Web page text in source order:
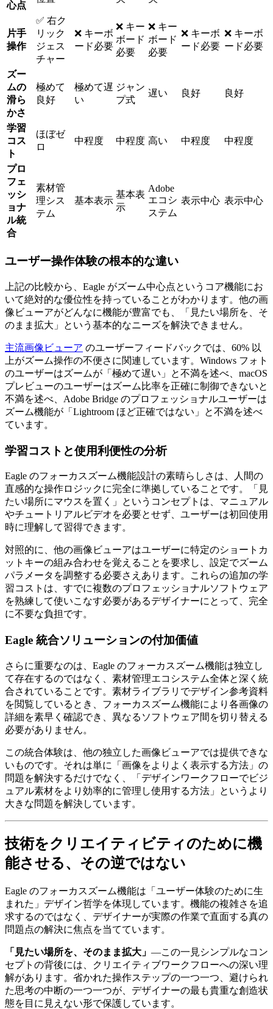
心点
片手
操作
✅ 右ク
リック
ジェス
チャー
❌ キーボ
ード必要
❌ キー
ボード
必要
❌ キー
ボード
必要
❌ キーボ
ード必要
❌ キーボ
ード必要
ズー
ムの
滑ら
かさ
極めて
良好
極めて遅
い
ジャン
プ式
遅い 良好 良好
学習
コス
ト
ほぼゼ
ロ
中程度 中程度 高い 中程度 中程度
プロ
フェ
ッシ
ョナ
ル統
合
素材管
理シス
テム
基本表示
基本表
示
Adobe
エコシ
ステム
表示中心 表示中心
ユーザー操作体験の根本的な違い
上記の比較から、Eagle がズーム中心点というコア機能にお
いて絶対的な優位性を持っていることがわかります。他の画
像ビューアがどんなに機能が豊富でも、「見たい場所を、そ
のまま拡大」という基本的なニーズを解決できません。
主流画像ビューア のユーザーフィードバックでは、60% 以
上がズーム操作の不便さに関連しています。Windows フォト
のユーザーはズームが「極めて遅い」と不満を述べ、macOS
プレビューのユーザーはズーム比率を正確に制御できないと
不満を述べ、Adobe Bridge のプロフェッショナルユーザーは
ズーム機能が「Lightroom ほど正確ではない」と不満を述べ
ています。
学習コストと使用利便性の分析
Eagle のフォーカスズーム機能設計の素晴らしさは、人間の
直感的な操作ロジックに完全に準拠していることです。「見
たい場所にマウスを置く」というコンセプトは、マニュアル
やチュートリアルビデオを必要とせず、ユーザーは初回使用
時に理解して習得できます。
対照的に、他の画像ビューアはユーザーに特定のショートカ
ットキーの組み合わせを覚えることを要求し、設定でズーム
パラメータを調整する必要さえあります。これらの追加の学
習コストは、すでに複数のプロフェッショナルソフトウェア
を熟練して使いこなす必要があるデザイナーにとって、完全
に不要な負担です。
Eagle 統合ソリューションの付加価値
さらに重要なのは、Eagle のフォーカスズーム機能は独立し
て存在するのではなく、素材管理エコシステム全体と深く統
合されていることです。素材ライブラリでデザイン参考資料
を閲覧しているとき、フォーカスズーム機能により各画像の
詳細を素早く確認でき、異なるソフトウェア間を切り替える
必要がありません。
この統合体験は、他の独立した画像ビューアでは提供できな
いものです。それは単に「画像をよりよく表示する方法」の
問題を解決するだけでなく、「デザインワークフローでビジ
ュアル素材をより効率的に管理し使用する方法」というより
大きな問題を解決しています。
技術をクリエイティビティのために機
能させる、その逆ではない
Eagle のフォーカスズーム機能は「ユーザー体験のために生
まれた」デザイン哲学を体現しています。機能の複雑さを追
求するのではなく、デザイナーが実際の作業で直面する真の
問題点の解決に焦点を当てています。
「見たい場所を、そのまま拡大」 —この一見シンプルなコン
セプトの背後には、クリエイティブワークフローへの深い理
解があります。省かれた操作ステップの一つ一つ、避けられ
た思考の中断の一つ一つが、デザイナーの最も貴重な創造状
態を目に見えない形で保護しています。